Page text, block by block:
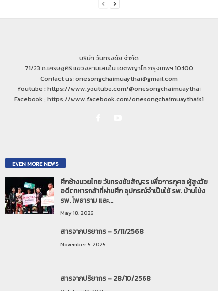
บริษัท วันทรงชัย จำกัด
71/23 ถ.เศรษฐศิริ แขวงสามเสนใน เขตพญาไท กรุงเทพฯ 10400
Contact us: onesongchaimuaythai@gmail.com
Youtube : https://www.youtube.com/@onesongchaimuaythai
Facebook : https://www.facebook.com/onesongchaimuaythais1
EVEN MORE NEWS
ศึกช้างมวยไทย วันทรงชัยสัญจร เพื่อการกุศล ผู้สูงวัย
อดีตทหารกล้าที่ผ่านศึก อุปกรณ์จำเป็นใช้ รพ. บ้านโป่ง
รพ. โพธาราม และ...
May 18, 2026
สารจากปริยากร – 5/11/2568
November 5, 2025
สารจากปริยากร – 28/10/2568